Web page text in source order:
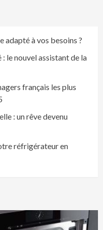
adapté à vos besoins ?
le nouvel assistant de la
français les plus
: un rêve devenu
réfrigérateur en